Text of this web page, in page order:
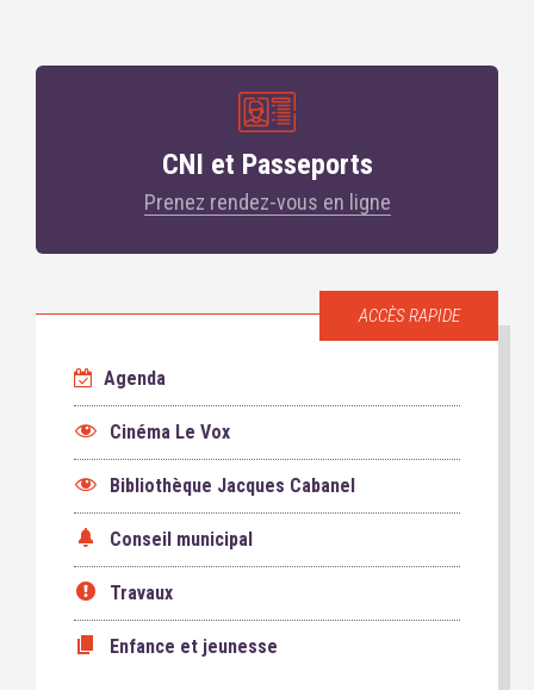
CNI et Passeports
Prenez rendez-vous en ligne
ACCÈS RAPIDE
Agenda
Cinéma Le Vox
Bibliothèque Jacques Cabanel
Conseil municipal
Travaux
Enfance et jeunesse